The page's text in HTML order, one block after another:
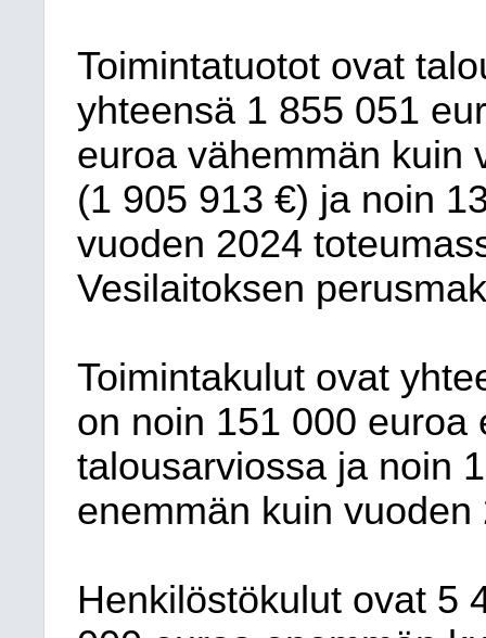
Toimintatuotot ovat
yhteensä 1 855 051
euroa vähemmän kuin
(1 905 913 €) ja noin
vuoden 2024
Vesilaitoksen
Toimintakulut ovat
on noin 151 000 euroa
talousarviossa ja noin
enemmän kuin
Henkilöstökulut ovat 5